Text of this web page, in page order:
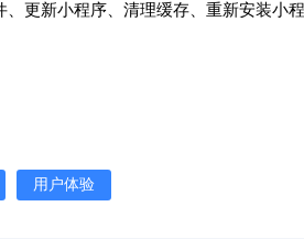
、更新小程序、清理缓存、重新安装小
用户体验